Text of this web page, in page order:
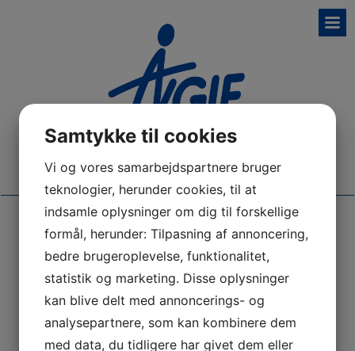
Politikker
Privatlivspolitik for AVGIF(81.2 Kb)
Databehandlingsaftale mellem Conventus og
AVGIF( 0.3 Mb )
Samtykke til cookies
Vi og vores samarbejdspartnere bruger
teknologier, herunder cookies, til at
indsamle oplysninger om dig til forskellige
formål, herunder: Tilpasning af annoncering,
bedre brugeroplevelse, funktionalitet,
statistik og marketing. Disse oplysninger
kan blive delt med annoncerings- og
analysepartnere, som kan kombinere dem
med data, du tidligere har givet dem eller